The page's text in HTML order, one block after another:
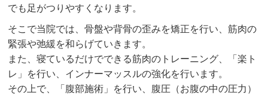
でも足がつりやすくなります。
そこで当院では、骨盤や背骨の歪みを矯正を行い、筋肉の
緊張や弛緩を和らげていきます。
また、寝ているだけでできる筋肉のトレーニング、「楽ト
レ」を行い、インナーマッスルの強化を行います。
その上で、「腹部施術」を行い、腹圧（お腹の中の圧力）